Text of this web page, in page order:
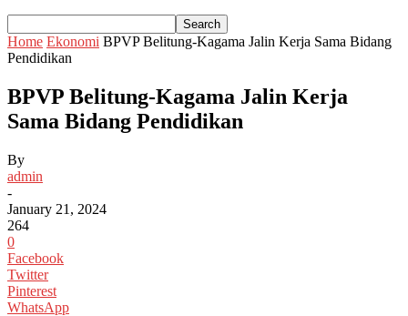
Home Ekonomi BPVP Belitung-Kagama Jalin Kerja Sama Bidang
Pendidikan
BPVP Belitung-Kagama Jalin Kerja
Sama Bidang Pendidikan
By
admin
-
January 21, 2024
264
0
Facebook
Twitter
Pinterest
WhatsApp